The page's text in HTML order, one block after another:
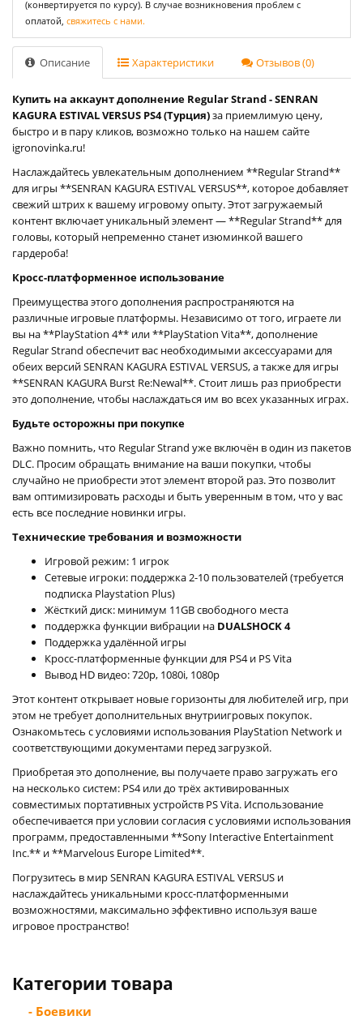
(конвертируется по курсу). В случае возникновения проблем с
оплатой, свяжитесь с нами.
Описание Характеристики Отзывов (0)
Купить на аккаунт дополнение Regular Strand - SENRAN
KAGURA ESTIVAL VERSUS PS4 (Турция)за приемлимую цену,
быстро и в пару кликов, возможно только на нашем сайте
igronovinka.ru!
Наслаждайтесь увлекательным дополнением **Regular Strand**
для игры **SENRAN KAGURA ESTIVAL VERSUS**, которое добавляет
свежий штрих к вашему игровому опыту. Этот загружаемый
контент включает уникальный элемент — **Regular Strand** для
головы, который непременно станет изюминкой вашего
гардероба!
Кросс-платформенное использование
Преимущества этого дополнения распространяются на
различные игровые платформы. Независимо от того, играете ли
вы на **PlayStation 4** или **PlayStation Vita**, дополнение
Regular Strand обеспечит вас необходимыми аксессуарами для
обеих версий SENRAN KAGURA ESTIVAL VERSUS, а также для игры
**SENRAN KAGURA Burst Re:Newal**. Стоит лишь раз приобрести
это дополнение, чтобы наслаждаться им во всех указанных играх.
Будьте осторожны при покупке
Важно помнить, что Regular Strand уже включён в один из пакетов
DLC. Просим обращать внимание на ваши покупки, чтобы
случайно не приобрести этот элемент второй раз. Это позволит
вам оптимизировать расходы и быть уверенным в том, что у вас
есть все последние новинки игры.
Технические требования и возможности
Игровой режим: 1 игрок
Сетевые игроки: поддержка 2-10 пользователей (требуется
подписка Playstation Plus)
Жёсткий диск: минимум 11GB свободного места
поддержка функции вибрации на DUALSHOCK 4
Поддержка удалённой игры
Кросс-платформенные функции для PS4 и PS Vita
Вывод HD видео: 720p, 1080i, 1080p
Этот контент открывает новые горизонты для любителей игр, при
этом не требует дополнительных внутриигровых покупок.
Ознакомьтесь с условиями использования PlayStation Network и
соответствующими документами перед загрузкой.
Приобретая это дополнение, вы получаете право загружать его
на несколько систем: PS4 или до трёх активированных
совместимых портативных устройств PS Vita. Использование
обеспечивается при условии согласия с условиями использования
программ, предоставленными **Sony Interactive Entertainment
Inc.** и **Marvelous Europe Limited**.
Погрузитесь в мир SENRAN KAGURA ESTIVAL VERSUS и
наслаждайтесь уникальными кросс-платформенными
возможностями, максимально эффективно используя ваше
игровое пространство!
Категории товара
- Боевики